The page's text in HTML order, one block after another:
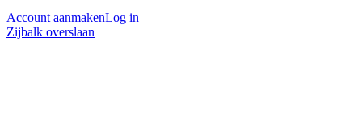
Account aanmakenLog in
Zijbalk overslaan